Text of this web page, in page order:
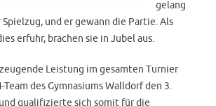
gelang
und er gewann die Partie. Als
erfuhr, brachen sie in Jubel aus.
Leistung im gesamten Turnier
Team des Gymnasiums Walldorf den 3.
qualifizierte sich somit für die